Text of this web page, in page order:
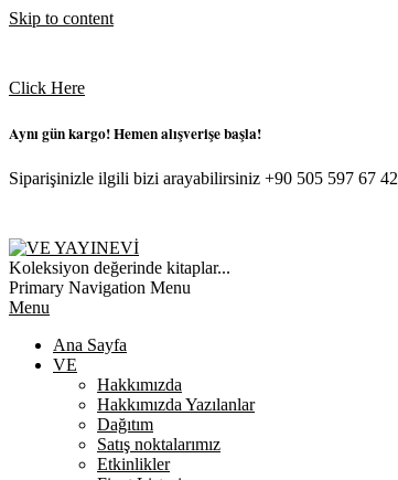
Skip to content
Click Here
Aynı gün kargo! Hemen alışverişe başla!
Siparişinizle ilgili bizi arayabilirsiniz +90 505 597 67 42
VE
YAYINEVI
Koleksiyon değerinde kitaplar...
Primary Navigation Menu
Menu
Ana Sayfa
VE
Hakkımızda
Hakkımızda Yazılanlar
Dağıtım
Satış noktalarımız
Etkinlikler